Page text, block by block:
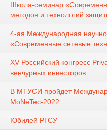
Школа-семинар
методов и технологий
4-ая Международная
«Современные сетевые
XV Российский конгресс
венчурных инвесторов
В МТУСИ пройдет
MoNeTec-2022
Юбилей РГСУ